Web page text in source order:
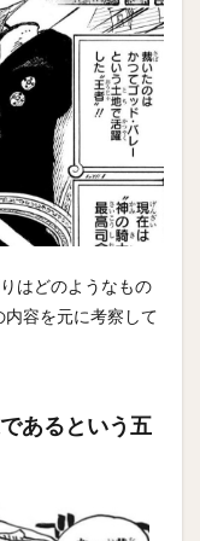
はどのようなもの
内容を元に考察して
あるという五